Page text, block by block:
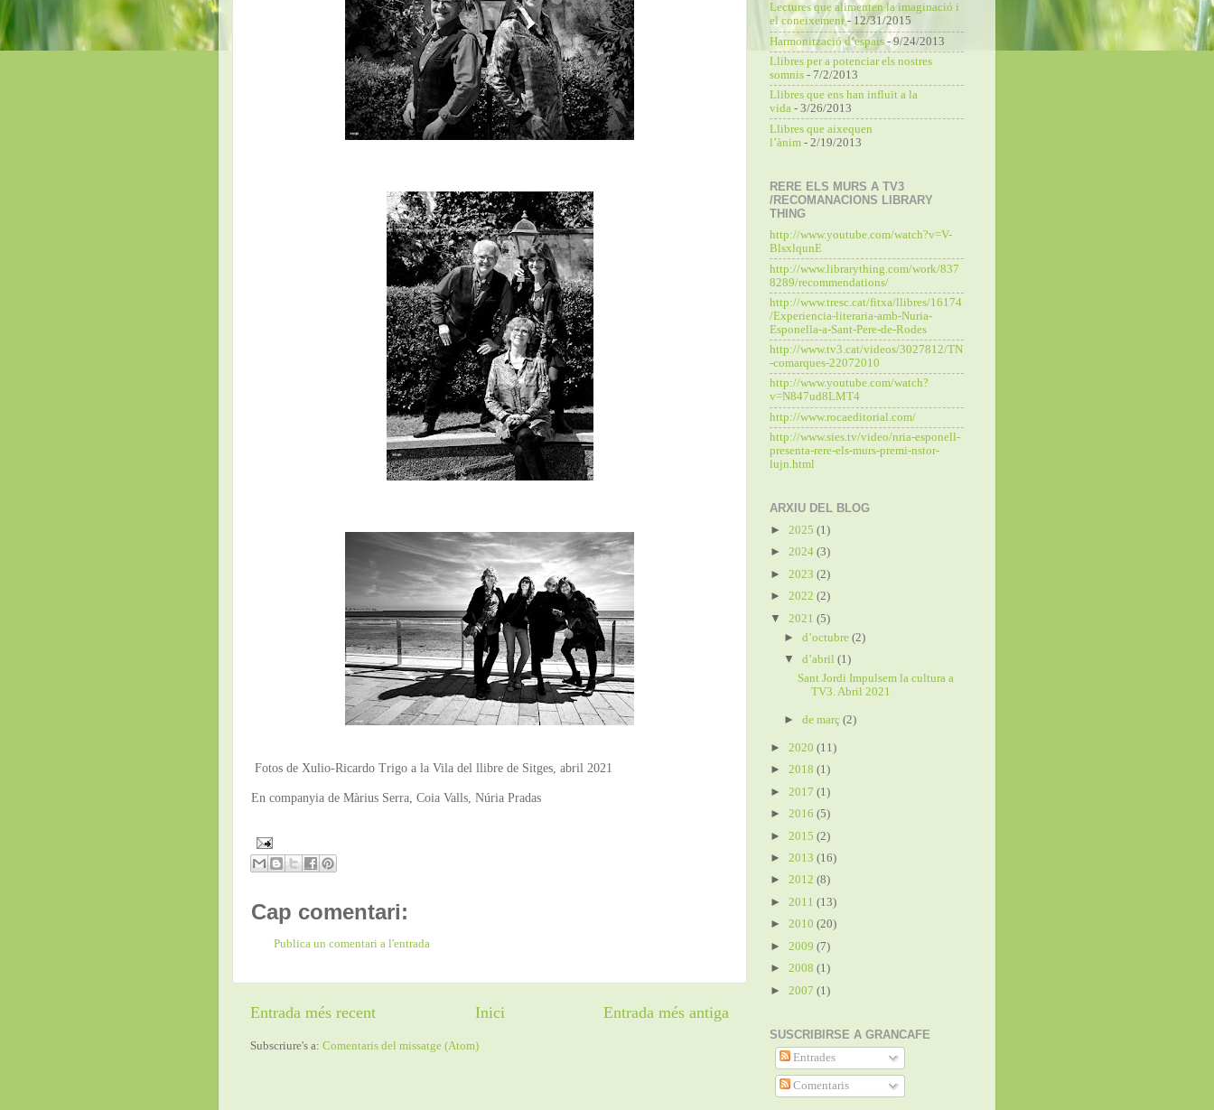
Fotos de Xulio-Ricardo Trigo a la Vila del llibre de Sitges, abril 2021
En companyia de Màrius Serra, Coia Valls, Núria Pradas
Cap comentari:
Publica un comentari a l'entrada
Entrada més recent Entrada més antiga
Inici
Subscriure's a: Comentaris del missatge (Atom)
Lectures que alimenten la imaginació i
el coneixement- 12/31/2015
Harmonització d’espais - 9/24/2013
Llibres per a potenciar els nostres
somnis - 7/2/2013
Llibres que ens han influït a la
vida - 3/26/2013
Llibres que aixequen
l’ànim - 2/19/2013
RERE ELS MURS A TV3
/RECOMANACIONS LIBRARY
THING
http://www.youtube.com/watch?v=V-
BlsxlqunE
http://www.librarything.com/work/837
8289/recommendations/
http://www.tresc.cat/fitxa/llibres/16174
/Experiencia-literaria-amb-Nuria-
Esponella-a-Sant-Pere-de-Rodes
http://www.tv3.cat/videos/3027812/TN
-comarques-22072010
http://www.youtube.com/watch?
v=N847ud8LMT4
http://www.rocaeditorial.com/
http://www.sies.tv/video/nria-esponell-
presenta-rere-els-murs-premi-nstor-
lujn.html
ARXIU DEL BLOG
► 2025 (1)
► 2024 (3)
► 2023 (2)
► 2022 (2)
▼ 2021 (5)
►d’octubre(2)
▼d’abril(1)
Sant Jordi Impulsem la cultura a
TV3. Abril 2021
►de març(2)
► 2020 (11)
► 2018 (1)
► 2017 (1)
► 2016 (5)
► 2015 (2)
► 2013 (16)
► 2012 (8)
► 2011 (13)
► 2010 (20)
► 2009 (7)
► 2008 (1)
► 2007 (1)
SUSCRIBIRSE A GRANCAFE
Entrades
Comentaris